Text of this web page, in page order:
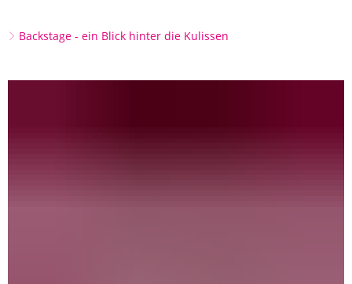
Backstage - ein Blick hinter die Kulissen